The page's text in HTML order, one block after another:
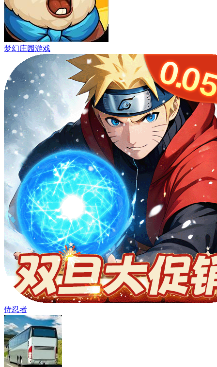
梦幻庄园游戏
侍忍者